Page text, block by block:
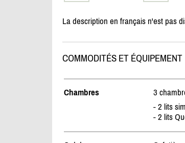
La description en français n'est pas
COMMODITÉS ET ÉQUIPEMENT
Chambres
3
- 2 lits
- 2 lits